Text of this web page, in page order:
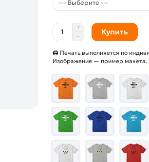
Купить
🖨 Печать выполняется по
Изображение — пример макета.